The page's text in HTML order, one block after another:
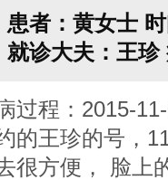
患者：黄女士
就诊大夫：王珍
过程：2015-
的王珍的号，
很方便， 脸上